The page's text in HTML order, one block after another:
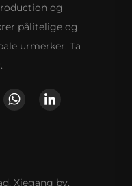
og
pålitelige og
urmerker. Ta
Xiegang by,